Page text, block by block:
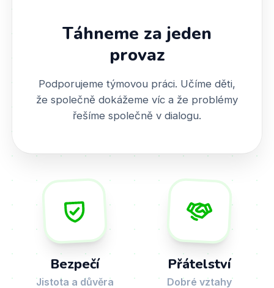
Táhneme za jeden
provaz
Podporujeme týmovou práci. Učíme děti,
že společně dokážeme víc a že problémy
řešíme společně v dialogu.
Bezpečí
Jistota a důvěra
Přátelství
Dobré vztahy